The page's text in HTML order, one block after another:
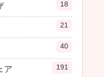
18
21
40
ア 191